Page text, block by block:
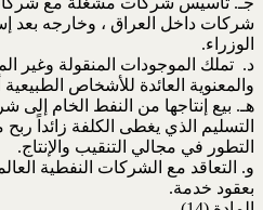
شركات داخل العراق ، وخارجه
الوزراء.
د. تملك الموجودات المنقولة وغير
والمعنوية العائدة للأشخاص
هـ. بيع إنتاجها من النفط الخام إلى
التسليم الذي يغطى الكلفة زائداً
التطور في مجالي التنقيب والإنتاج.
و. التعاقد مع الشركات النفطية
بعقود خدمة.